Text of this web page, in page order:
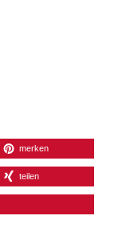
merken
teilen